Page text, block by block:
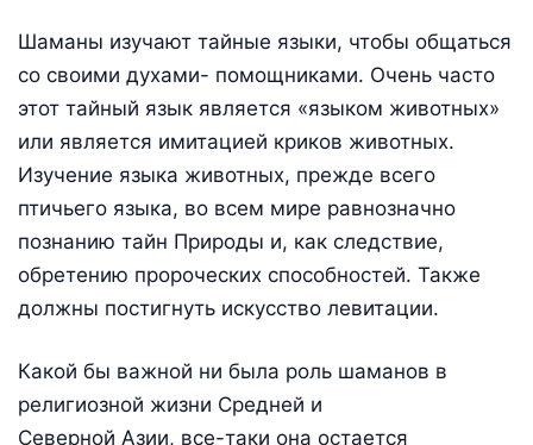
Шаманы изучают тайные языки, чтобы общаться
со своими духами- помощниками. Очень часто
этот тайный язык является «языком животных»
или является имитацией криков животных.
Изучение языка животных, прежде всего
птичьего языка, во всем мире равнозначно
познанию тайн Природы и, как следствие,
обретению пророческих способностей. Также
должны постигнуть искусство левитации.
Какой бы важной ни была роль шаманов в
религиозной жизни Средней и
Северной Азии, все-таки она остается